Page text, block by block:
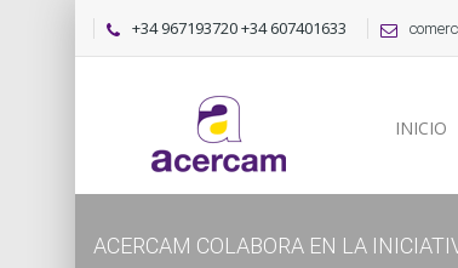
+34 967193720 +34 607401633
INICIO
ACERCAM COLABORA EN LA